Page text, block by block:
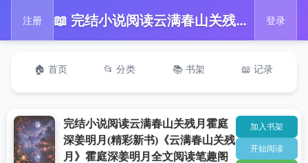
注册 📖 完结小说阅读云满春山关残月霍庭深姜明月(精彩新书)《云满春山关残月》霍庭深姜明月全文阅读笔趣阁 登录
🏠 首页 📂 分类 📚 书架 📖 记录
完结小说阅读云满春山关残月霍庭
深姜明月(精彩新书)《云满春山关残
月》霍庭深姜明月全文阅读笔趣阁
加入书架
开始阅读